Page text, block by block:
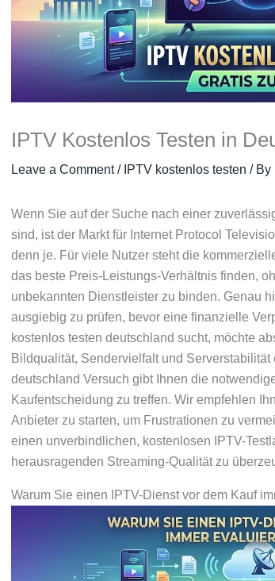
IPTV Kostenlos Testen in
Leave a Comment / IPTV kostenlos testen / By
Wenn Sie auf der Suche nach einer
sind, ist der Markt für Internet Protocol
denn je. Für viele Nutzer steht die
das beste Preis-Leistungs-Verhältnis finden,
unbekannten Dienstleister zu binden. Genau
ausgiebig zu prüfen, bevor eine finanzielle
kostenlos testen deutschland sucht, möchte
Bildqualität, Sendervielfalt und
deutschland Versuch gibt Ihnen die
Kaufentscheidung zu treffen. Wir empfehlen
Anbieter zu starten, um Frustrationen zu
einen unverbindlichen, kostenlosen IPTV-
herausragenden Streaming-Qualität zu
Warum Sie einen IPTV-Dienst vor dem Kauf